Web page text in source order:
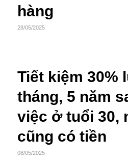
hàng
28/05/2025
Tiết kiệm 30%
tháng, 5 năm
việc ở tuổi 30,
cũng có tiền
08/05/2025